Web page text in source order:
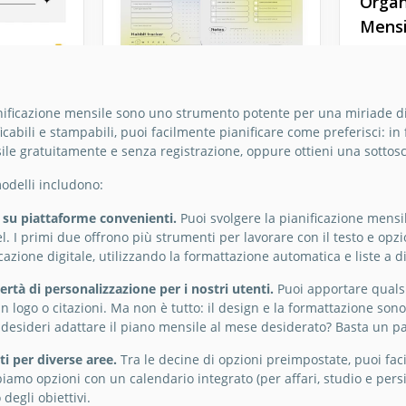
Google
mensile sono uno strumento potente per una miriade
e stampabili, puoi facilmente pianificare come preferisci:
gratuitamente e senza registrazione, oppure ottieni una
includono:
piattaforme convenienti. Puoi svolgere la pianificazione
I primi due offrono più strumenti per lavorare con il testo e
digitale, utilizzando la formattazione automatica e liste a
di personalizzazione per i nostri utenti. Puoi apportare
logo o citazioni. Ma non è tutto: il design e la formattazione
adattare il piano mensile al mese desiderato? Basta un
per diverse aree. Tra le decine di opzioni preimpostate, puoi
opzioni con un calendario integrato (per affari, studio e
degli obiettivi.